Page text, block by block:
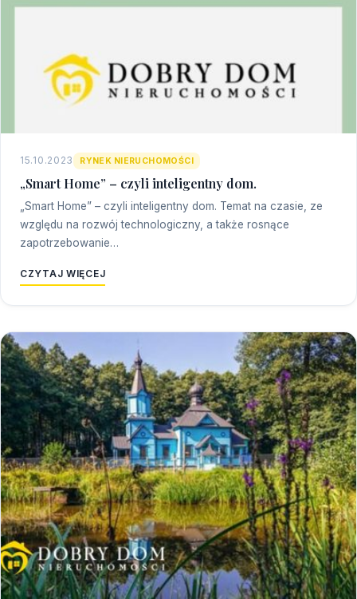
15.10.2023 RYNEK NIERUCHOMOŚCI
„Smart Home” – czyli inteligentny dom.
„Smart Home” – czyli inteligentny dom. Temat na czasie, ze
względu na rozwój technologiczny, a także rosnące
zapotrzebowanie…
CZYTAJ WIĘCEJ